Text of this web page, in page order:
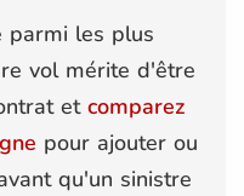
parmi les plus
vol mérite d'être
et comparez
pour ajouter ou
qu'un sinistre